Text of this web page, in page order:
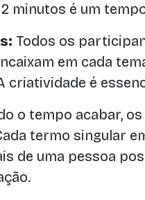
minutos é um
Todos os
em cada
criatividade é
o tempo acabar,
termo singular
de uma pessoa